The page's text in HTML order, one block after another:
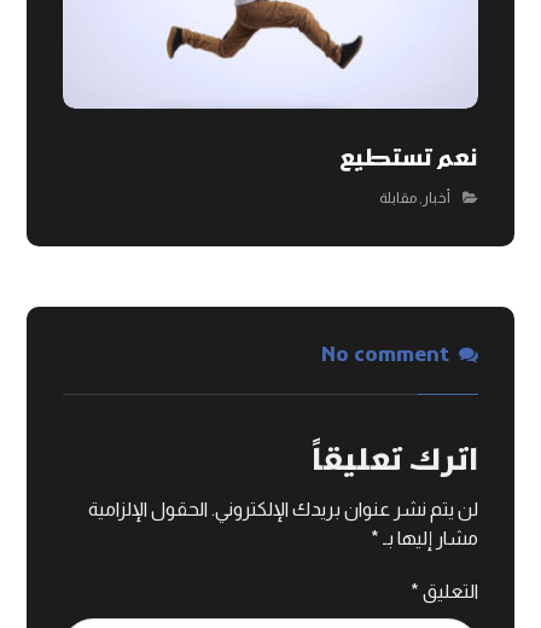
نعم تستطيع
أخبار ,مقابلة
No comment
اترك تعليقاً
لن يتم نشر عنوان بريدك الإلكتروني. الحقول الإلزامية
مشار إليها بـ *
التعليق *